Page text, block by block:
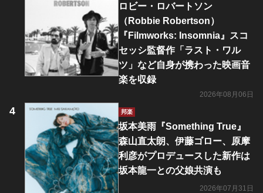
ロビー・ロバートソン
（Robbie Robertson）
『Filmworks: Insomnia』スコ
セッシ監督作「ラスト・ワル
ツ」など自身が携わった映画音
楽を収録
2026年08月06日
邦楽
坂本美雨『Something True』
森山直太朗、伊藤ゴロー、原摩
利彦がプロデュースした新作は
坂本龍一との父娘共演も
2026年07月31日